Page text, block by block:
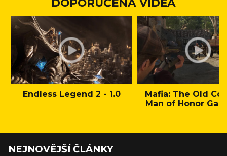
Endless Legend 2 - 1.0
Mafia: The Old
Man of Honor
NEJNOVĚJŠÍ ČLÁNKY